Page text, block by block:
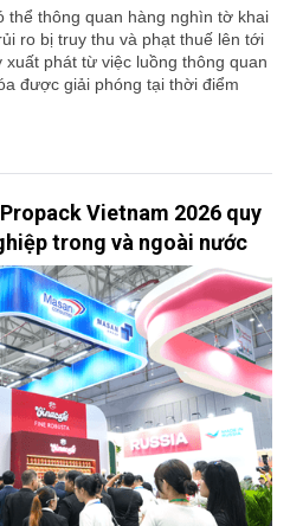
thể thông quan hàng nghìn tờ khai
ro bị truy thu và phạt thuế lên tới
xuất phát từ việc luồng thông quan
được giải phóng tại thời điểm
Vietnam 2026 quy
trong và ngoài nước